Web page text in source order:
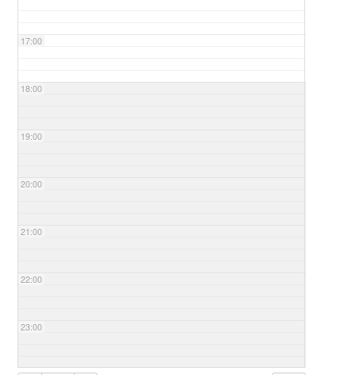
17:00
18:00
19:00
20:00
21:00
22:00
23:00